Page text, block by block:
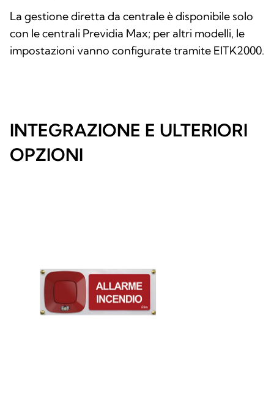
La gestione diretta da centrale è disponibile solo
con le centrali Previdia Max; per altri modelli, le
impostazioni vanno configurate tramite EITK2000.
INTEGRAZIONE E ULTERIORI
OPZIONI